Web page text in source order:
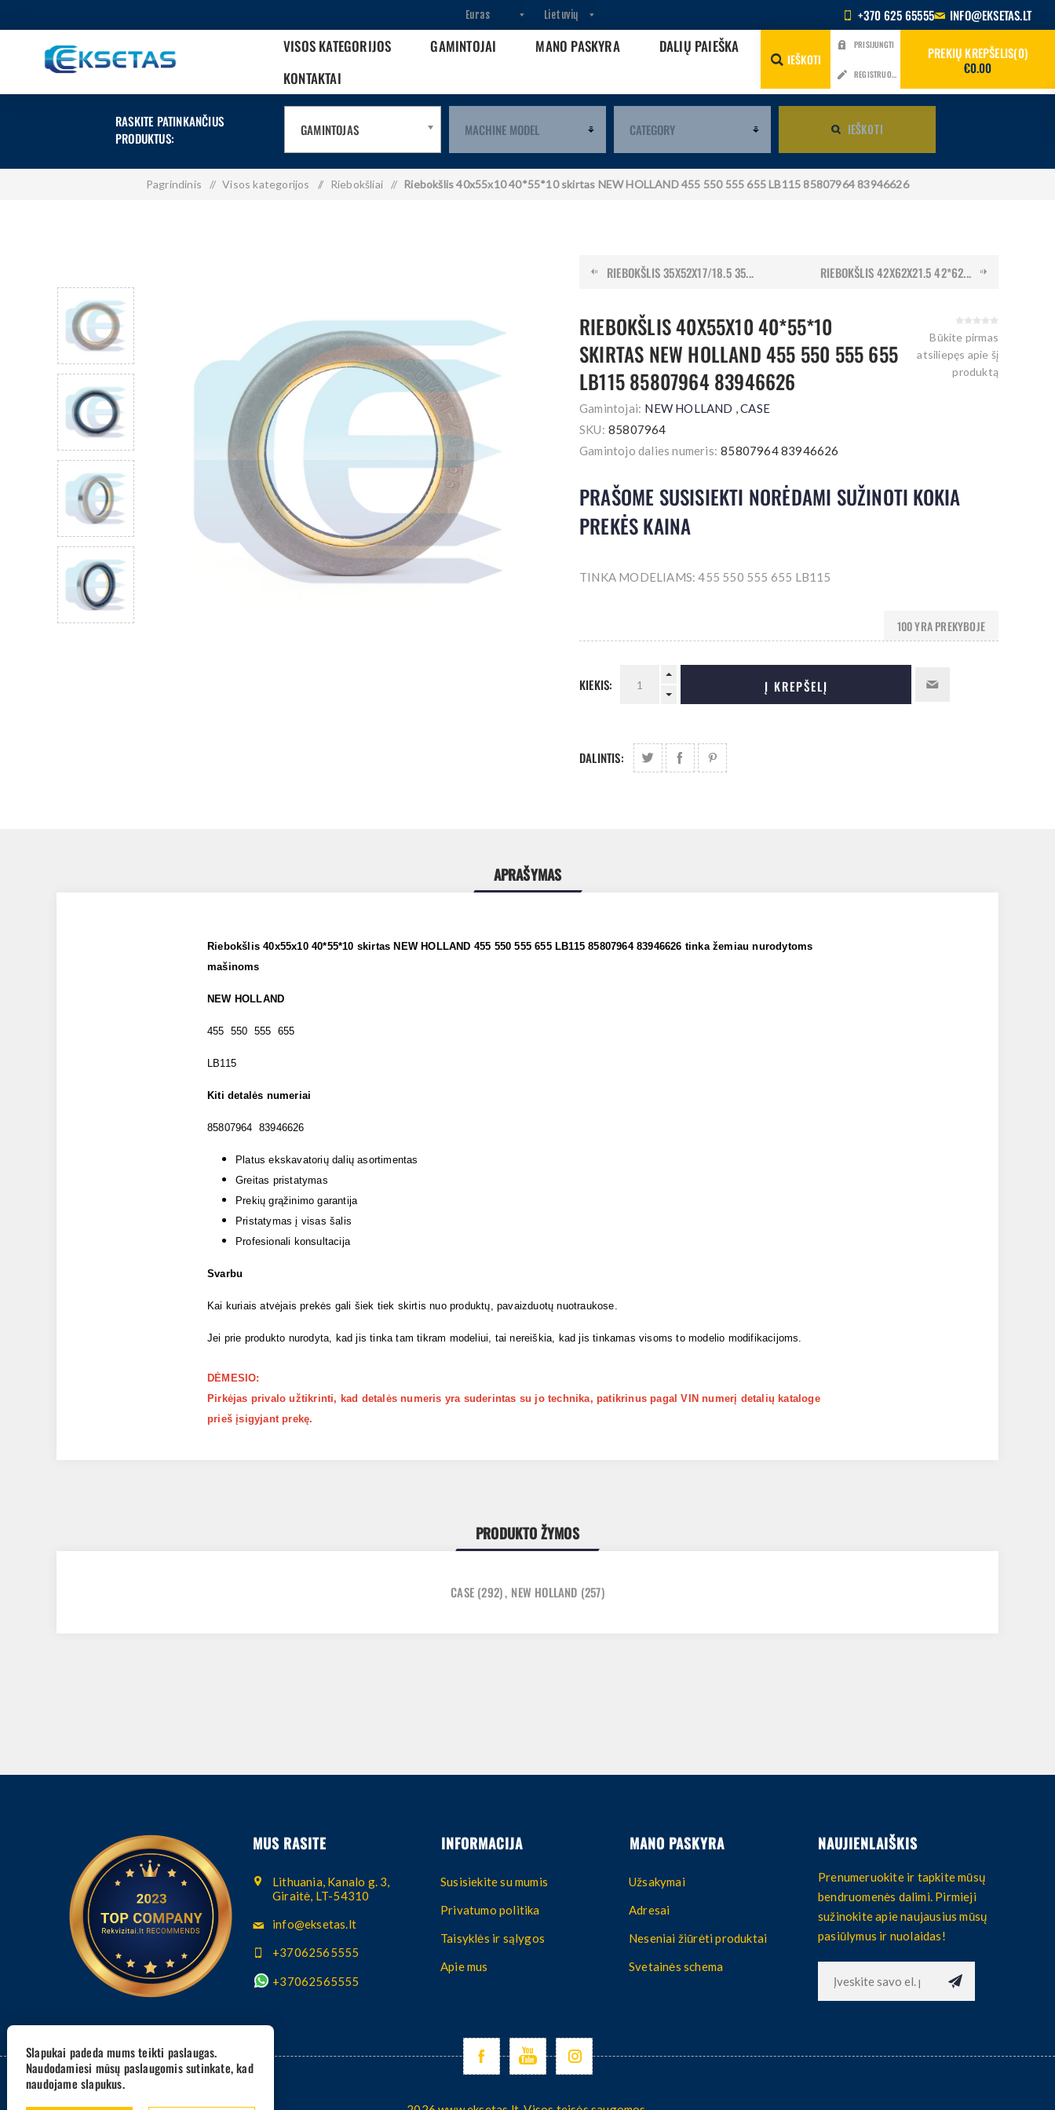
+370 625 65555 INFO@EKSETAS.LT
VISOS KATEGORIJOS GAMINTOJAI MANO PASKYRA
DALIŲ PAIEŠKA
KONTAKTAI
IEŠKOTI
PRISIJUNGTI
REGISTRUOTIS
PREKIŲ KREPŠELIS 0
€0.00
RASKITE PATINKANČIUS
PRODUKTUS:
GAMINTOJAS IEŠKOTI
Pagrindinis / Visos kategorijos / Riebokšliai / Riebokšlis 40x55x10 40*55*10 skirtas NEW HOLLAND 455 550 555 655 LB115 85807964 83946626
RIEBOKŠLIS 35X52X17/18.5 35... RIEBOKŠLIS 42X62X21.5 42*62...
RIEBOKŠLIS 40X55X10 40*55*10
SKIRTAS NEW HOLLAND 455 550 555 655
LB115 85807964 83946626
Gamintojai: NEW HOLLAND ,CASE
SKU: 85807964
Gamintojo dalies numeris: 85807964 83946626
Būkite pirmas
atsiliepęs apie šį
produktą
PRAŠOME SUSISIEKTI NORĖDAMI SUŽINOTI KOKIA
PREKĖS KAINA
TINKA MODELIAMS: 455 550 555 655 LB115
100 YRA PREKYBOJE
KIEKIS: Į KREPŠELĮ
DALINTIS:
APRAŠYMAS
Riebokšlis 40x55x10 40*55*10 skirtas NEW HOLLAND 455 550 555 655 LB115 85807964 83946626 tinka žemiau nurodytoms
mašinoms
NEW HOLLAND
455 550 555 655
LB115
Kiti detalės numeriai
85807964 83946626
Platus ekskavatorių dalių asortimentas
Greitas pristatymas
Prekių grąžinimo garantija
Pristatymas į visas šalis
Profesionali konsultacija
Svarbu
Kai kuriais atvėjais prekės gali šiek tiek skirtis nuo produktų, pavaizduotų nuotraukose.
Jei prie produkto nurodyta, kad jis tinka tam tikram modeliui, tai nereiškia, kad jis tinkamas visoms to modelio modifikacijoms.
DĖMESIO:
Pirkėjas privalo užtikrinti, kad detalės numeris yra suderintas su jo technika, patikrinus pagal VIN numerį detalių kataloge
prieš įsigyjant prekę.
PRODUKTO ŽYMOS
CASE (292), NEW HOLLAND (257)
MUS RASITE
Lithuania, Kanalo g. 3,
Giraitė, LT-54310
info@eksetas.lt
+37062565555
+37062565555
INFORMACIJA
Susisiekite su mumis
Privatumo politika
Taisyklės ir sąlygos
Apie mus
MANO PASKYRA
Užsakymai
Adresai
Neseniai žiūrėti produktai
Svetainės schema
NAUJIENLAIŠKIS
Prenumeruokite ir tapkite mūsų
bendruomenės dalimi. Pirmieji
sužinokite apie naujausius mūsų
pasiūlymus ir nuolaidas!
Slapukai padeda mums teikti paslaugas.
Naudodamiesi mūsų paslaugomis sutinkate, kad
naudojame slapukus.